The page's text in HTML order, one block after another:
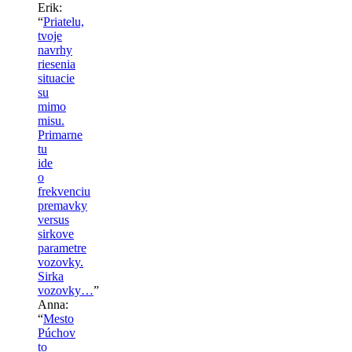
Erik:
“Priatelu,
tvoje
navrhy
riesenia
situacie
su
mimo
misu.
Primarne
tu
ide
o
frekvenciu
premavky
versus
sirkove
parametre
vozovky.
Sirka
vozovky…”
Anna:
“Mesto
Púchov
to